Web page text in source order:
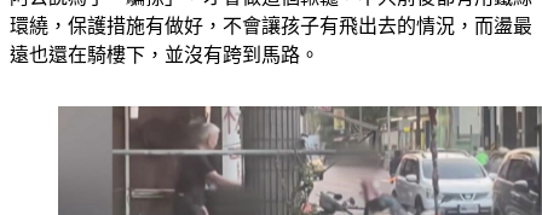
環繞，保護措施有做好，不會讓孩子有飛出去的情況，而盪最
遠也還在騎樓下，並沒有跨到馬路。